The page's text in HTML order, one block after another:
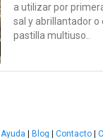
a utilizar por
sal y abrillantador o
pastilla multiuso..
Ayuda Blog Contacto